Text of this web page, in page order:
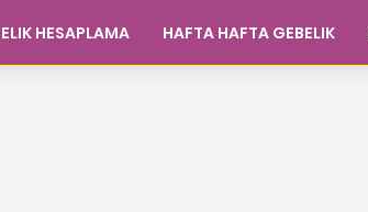
HESAPLAMA HAFTA HAFTA GEBELIK